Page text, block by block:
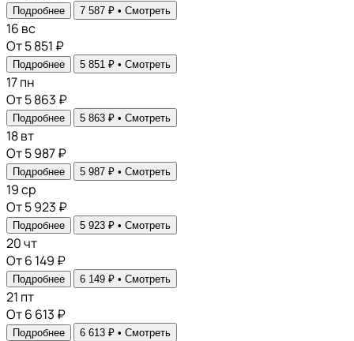
Подробнее 7 587 ₽ • Смотреть
16 вс
От 5 851 ₽
Подробнее 5 851 ₽ • Смотреть
17пн
От 5 863 ₽
Подробнее 5 863 ₽ • Смотреть
18вт
От 5 987 ₽
Подробнее 5 987 ₽ • Смотреть
19ср
От 5 923 ₽
Подробнее 5 923 ₽ • Смотреть
20чт
От 6 149 ₽
Подробнее 6 149 ₽ • Смотреть
21 пт
От 6 613 ₽
Подробнее 6 613 ₽ • Смотреть